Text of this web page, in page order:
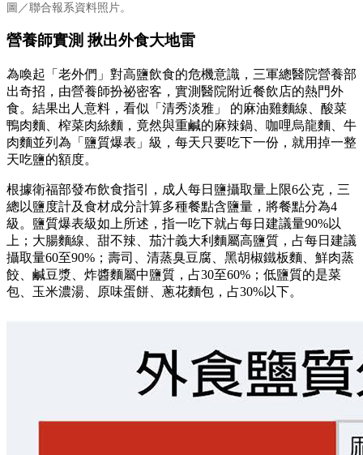
圖／聯合報系資料照片。
營養師實測 揪出外食大地雷
為喚起「老外們」對高鹽飲食的危機意識，三軍總醫院營養部
出奇招，由營養師扮祕密客，實測醫院附近餐飲店的熱門外
食。結果出人意料，看似「清秀淡雅」 的麻油雞麵線、酸菜
鴨肉麵、榨菜肉絲麵，竟然與重鹹的麻辣鍋、咖哩烏龍麵、牛
肉麵並列為「鹽質爆表」級，每天只要吃下一份，就用掉一整
天吃鹽的額度。
根據衛福部發布飲食指引，成人每日鹽攝取量上限6公克，三
總以鹽度計及食材成分計算多種餐點含鹽量，將餐點分為4
級。鹽質爆表級如上所述，指一吃下就占每日建議量90%以
上；大腸麵線、甜不辣、茄汁義大利麵屬高鹽質，占每日建議
攝取量60至90%；壽司、清蒸臭豆腐、黑胡椒鐵板麵、鮮肉蒸
餃、鹹豆漿、炸醬麵屬中鹽質，占30至60%；低鹽質的是菜
包、玉米濃湯、原味蛋餅、蔥花麵包，占30%以下。